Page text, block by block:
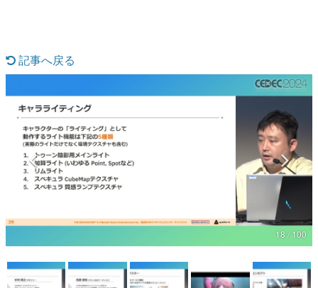
カテゴリ
マンガ
女性向け
アプリレビュー
運営：株式会社マレ
記事へ戻る
18 / 100